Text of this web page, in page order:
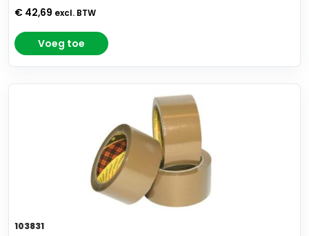
€ 42,69 excl. BTW
Voeg toe
103831